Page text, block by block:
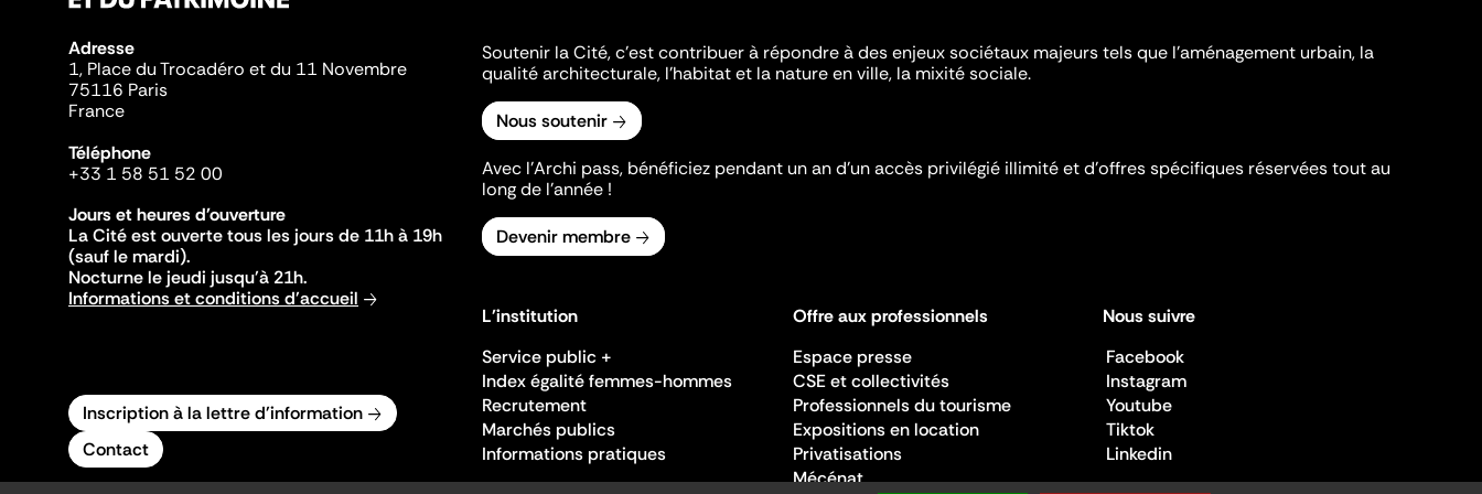
Adresse
1, Place du Trocadéro et du 11 Novembre
75116 Paris
France
Téléphone
+33 1 58 51 52 00
Jours et heures d'ouverture
La Cité est ouverte tous les jours de 11h à 19h
(sauf le mardi).
Nocturne le jeudi jusqu'à 21h.
Informations et conditions d'accueil
Inscription à la lettre d'information
Contact
Soutenir la Cité, c'est contribuer à répondre à des enjeux sociétaux majeurs tels que l'aménagement urbain, la
qualité architecturale, l'habitat et la nature en ville, la mixité sociale.
Nous soutenir
Avec l’Archi pass, bénéficiez pendant un an d’un accès privilégié illimité et d’offres spécifiques réservées tout au
long de l’année !
Devenir membre
L'institution
Service public +
Index égalité femmes-hommes
Recrutement
Marchés publics
Informations pratiques
Offre aux professionnels
Espace presse
CSE et collectivités
Professionnels du tourisme
Expositions en location
Privatisations
Mécénat
Nous suivre
Facebook
Instagram
Youtube
Tiktok
Linkedin